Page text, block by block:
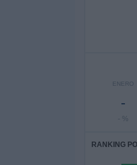
ENERO
-
- %
RANKING